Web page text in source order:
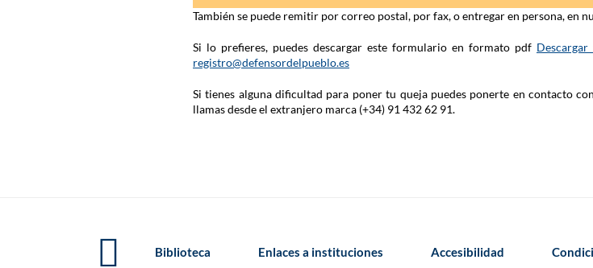
También se puede remitir por correo postal, por fax, o entregar en persona, en
Si lo prefieres, puedes descargar este formulario en formato pdf
registro@defensordelpueblo.es
Si tienes alguna dificultad para poner tu queja puedes ponerte en contacto
llamas desde el extranjero marca (+34) 91 432 62 91.
Biblioteca Enlaces a instituciones Accesibilidad